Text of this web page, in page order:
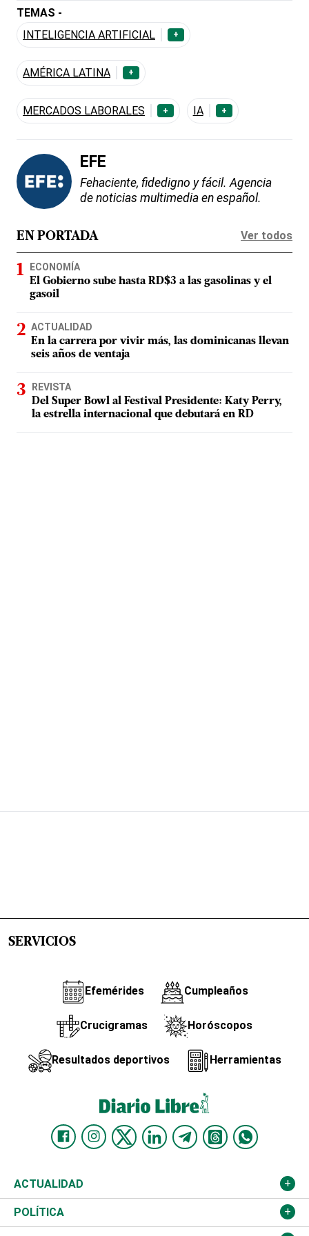
TEMAS -
INTELIGENCIA ARTIFICIAL
+
AMÉRICA LATINA +
MERCADOS LABORALES + IA +
EFE
Fehaciente, fidedigno y fácil. Agencia
de noticias multimedia en español.
EN PORTADA Ver todos
ECONOMÍA
El Gobierno sube hasta RD$3 a las gasolinas y el
gasoil
ACTUALIDAD
En la carrera por vivir más, las dominicanas llevan
seis años de ventaja
REVISTA
Del Super Bowl al Festival Presidente: Katy Perry,
la estrella internacional que debutará en RD
SERVICIOS
Efemérides Cumpleaños
Crucigramas Horóscopos
Resultados deportivos Herramientas
ACTUALIDAD
Nacional
POLÍTICA